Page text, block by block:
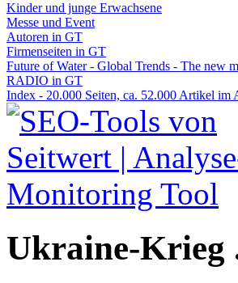
Kinder und junge Erwachsene
Messe und Event
Autoren in GT
Firmenseiten in GT
Future of Water - Global Trends - The new
RADIO in GT
Index - 20.000 Seiten, ca. 52.000 Artikel im
Ukraine-Krieg